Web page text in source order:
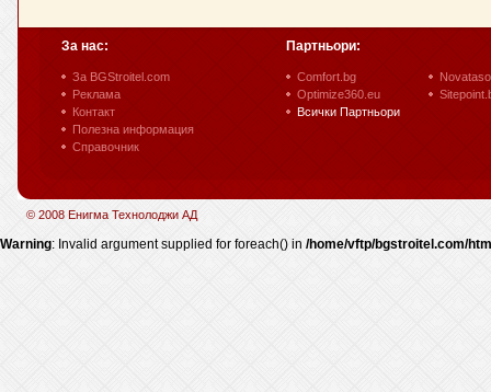
За нас:
За BGStroitel.com
Реклама
Контакт
Полезна информация
Справочник
Партньори:
Comfort.bg
Optimize360.eu
Всички Партньори
© 2008 Енигма Технолоджи АД
Warning: Invalid argument supplied for foreach() in /home/vftp/bgstroitel.com/